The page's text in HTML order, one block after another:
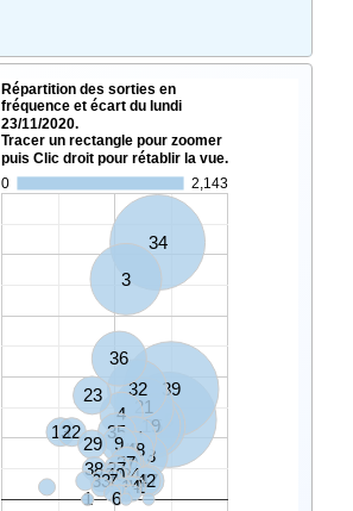
Répartition des sorties en
fréquence et écart du lundi
23/11/2020.
Tracer un rectangle pour zoomer
puis Clic droit pour rétablir la vue.
0
2,143
8
34
39
3
25
19
21
32
36
4
18
31
23
30
35
45
48
9
2
10
37
47
1322
24
29
42
27
26
3840
7 11
14
33
5
1 6